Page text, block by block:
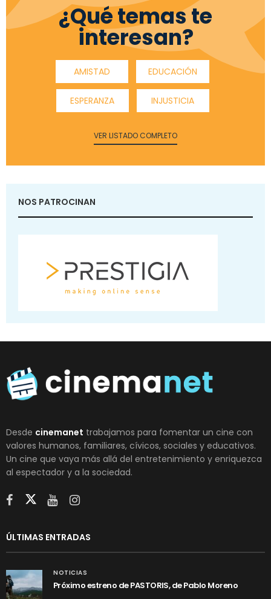
¿Qué temas te
interesan?
AMISTAD EDUCACIÓN
ESPERANZA INJUSTICIA
VER LISTADO COMPLETO
NOS PATROCINAN
Desde cinemanet trabajamos para fomentar un cine con
valores humanos, familiares, cívicos, sociales y educativos.
Un cine que vaya más allá del entretenimiento y enriquezca
al espectador y a la sociedad.
ÚLTIMAS ENTRADAS
NOTICIAS
Próximo estreno de PASTORIS, de Pablo Moreno